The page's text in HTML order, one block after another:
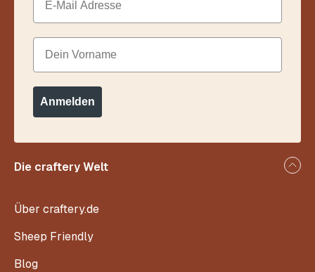
Die craftery Welt
Über craftery.de
Sheep Friendly
Blog
Dein Vorname
Anmelden